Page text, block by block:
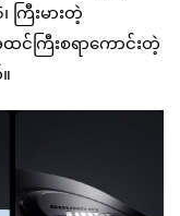
ကြီးမားတဲ့
င်ကြီးစရာကောင်းတဲ့